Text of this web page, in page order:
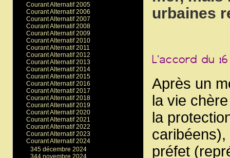
urbaines
Après un
la vie
la
préfet
Courant Alternatif 2005
Courant Alternatif 2006
Courant Alternatif 2007
Courant Alternatif 2008
Courant Alternatif 2009
Courant Alternatif 2010
Courant Alternatif 2011
Courant Alternatif 2012
Courant Alternatif 2013
Courant Alternatif 2014
Courant Alternatif 2015
Courant Alternatif 2016
Courant Alternatif 2017
Courant Alternatif 2018
Courant Alternatif 2019
Courant Alternatif 2020
Courant Alternatif 2021
Courant Alternatif 2022
Courant Alternatif 2023
Courant Alternatif 2024
345 décembre 2024